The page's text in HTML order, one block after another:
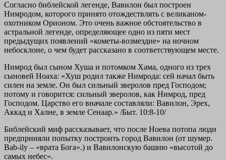
Согласно библейской легенде, Вавилон был построен
Нимродом, которого принято отождествлять с великаном-
охотником Орионом. Это очень важное обстоятельство в
астральной легенде, определяющее одно из пяти мест
предыдущих появлений «кометы-возмездие» на ночном
небосклоне, о чем будет рассказано в соответствующем месте.
Нимрод был сыном Хуша и потомком Хама, одного из трех
сыновей Ноаха: «Хуш родил также Нимрода: сей начал быть
силен на земле. Он был сильный зверолов пред Господом;
потому и говорится: сильный зверолов, как Нимрод, пред
Господом. Царство его вначале составляли: Вавилон, Эрех,
Аккад и Халне, в земле Сенаар.» /Быт. 10:8-10/
Библейский миф рассказывает, что после Ноева потопа люди
предприняли попытку построить город Вавилон (от шумер.
Bab-ily – «врата Бога».) и Вавилонскую башню «высотой до
самых небес».